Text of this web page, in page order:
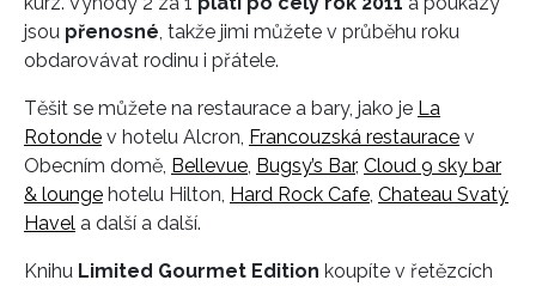
jsou přenosné, takže jimi můžete v průběhu roku
obdarovávat rodinu i přátele.
Těšit se můžete na restaurace a bary, jako je La
Rotonde v hotelu Alcron, Francouzská restaurace v
Obecním domě, Bellevue, Bugsy’s Bar, Cloud 9 sky bar
& lounge hotelu Hilton, Hard Rock Cafe, Chateau Svatý
Havel a další a další.
Knihu Limited Gourmet Edition koupíte v řetězcích